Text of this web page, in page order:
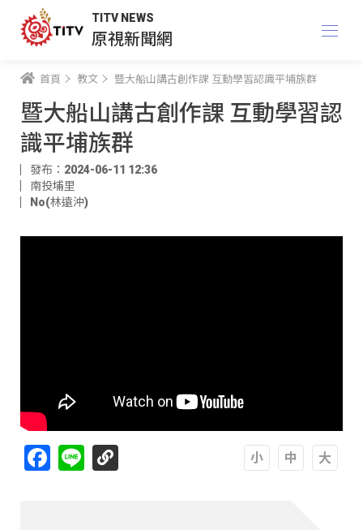
TITV NEWS
原視新聞網
首頁 教文 暨大船山講古創作課 互動學習認識平埔族群
暨大船山講古創作課 互動學習認
識平埔族群
發布：2024-06-11 12:36
南投埔里
No(林遠沖)
Facebook
Line